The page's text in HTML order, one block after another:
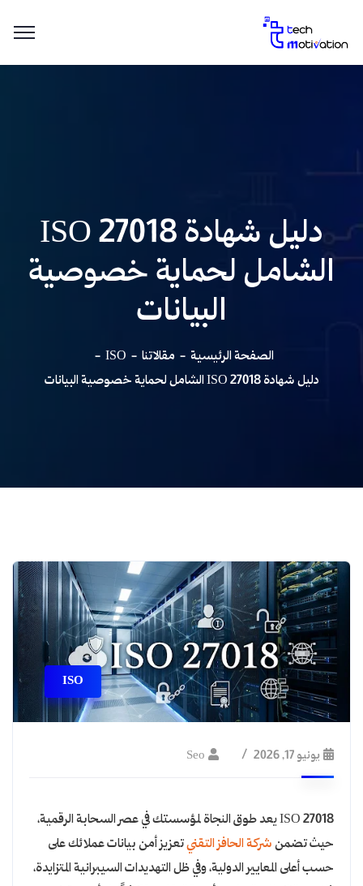
دليل شهادة ISO 27018
الشامل لحماية خصوصية
البيانات
الصفحة الرئيسية مقالاتنا
ISO
دليل شهادة ISO 27018 الشامل لحماية خصوصية البيانات
ISO
يونيو 17, 2026 Seo
ISO 27018 يعد طوق النجاة لمؤسستك في عصر السحابة الرقمية،
حيث تضمنشركة الحافز التقنيتعزيز أمن بيانات عملائك على
حسب أعلى المعايير الدولية، وفي ظل التهديدات السيبرانية المتزايدة،